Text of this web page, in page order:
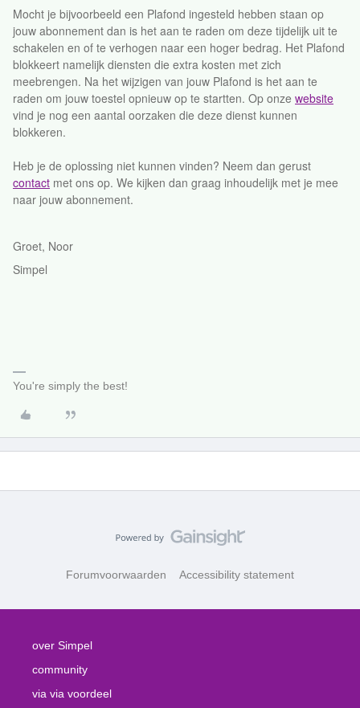
Mocht je bijvoorbeeld een Plafond ingesteld hebben staan op
jouw abonnement dan is het aan te raden om deze tijdelijk uit te
schakelen en of te verhogen naar een hoger bedrag. Het Plafond
blokkeert namelijk diensten die extra kosten met zich
meebrengen. Na het wijzigen van jouw Plafond is het aan te
raden om jouw toestel opnieuw op te startten. Op onze website
vind je nog een aantal oorzaken die deze dienst kunnen
blokkeren.
Heb je de oplossing niet kunnen vinden? Neem dan gerust
contact met ons op. We kijken dan graag inhoudelijk met je mee
naar jouw abonnement.
Groet, Noor
Simpel
You're simply the best!
Forumvoorwaarden Accessibility statement
over Simpel
community
via via voordeel